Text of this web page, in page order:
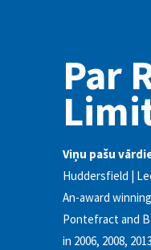
Par
Viņu pašu
Huddersfield |
An-award
Pontefract and
in 2006, 2008,